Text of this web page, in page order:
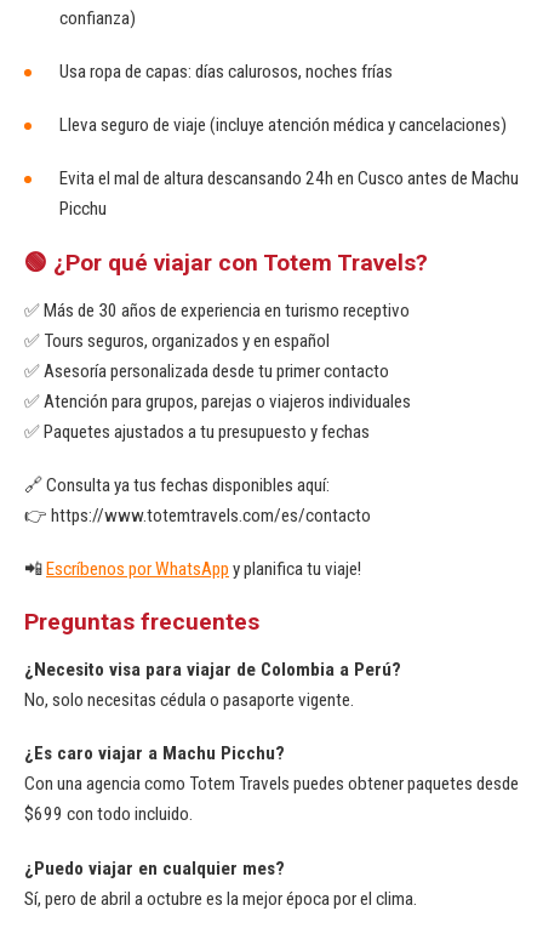
confianza)
Usa ropa de capas: días calurosos, noches frías
Lleva seguro de viaje (incluye atención médica y cancelaciones)
Evita el mal de altura descansando 24h en Cusco antes de Machu
Picchu
🟢 ¿Por qué viajar con Totem Travels?
✅ Más de 30 años de experiencia en turismo receptivo
✅ Tours seguros, organizados y en español
✅ Asesoría personalizada desde tu primer contacto
✅ Atención para grupos, parejas o viajeros individuales
✅ Paquetes ajustados a tu presupuesto y fechas
🔗 Consulta ya tus fechas disponibles aquí:
👉 https://www.totemtravels.com/es/contacto
📲Escríbenos por WhatsApp y planifica tu viaje!
Preguntas frecuentes
¿Necesito visa para viajar de Colombia a Perú?
No, solo necesitas cédula o pasaporte vigente.
¿Es caro viajar a Machu Picchu?
Con una agencia como Totem Travels puedes obtener paquetes desde
$699 con todo incluido.
¿Puedo viajar en cualquier mes?
Sí, pero de abril a octubre es la mejor época por el clima.